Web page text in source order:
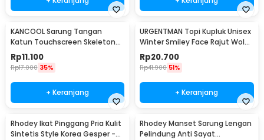
KANCOOL Sarung Tangan
Katun Touchscreen Skeleton
All Size Unisex - YN1168
Rp11.100
Rp17.000 35%
+ Keranjang
URGENTMAN Topi Kupluk Unisex
Winter Smiley Face Rajut Wol
Beanie Hat - NM-DS01
Rp20.700
Rp41.900 51%
+ Keranjang
Rhodey Ikat Pinggang Pria Kulit
Sintetis Style Korea Gesper -
Rhodey Manset Sarung Lengan
Pelindung Anti Sayat